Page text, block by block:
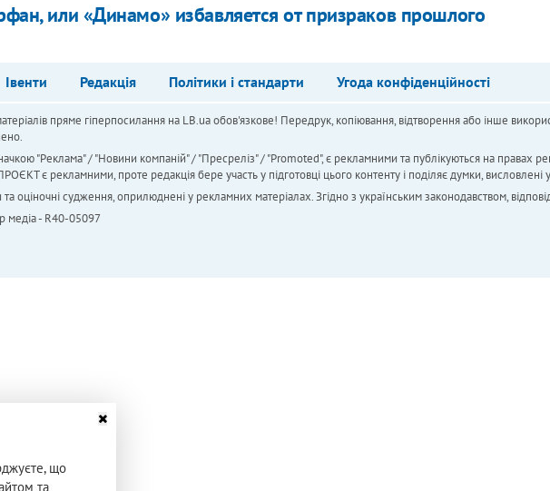
или «Динамо» избавляется от призраков прошлого
Івенти Редакція Політики і стандарти Угода конфіденційності
пряме гіперпосилання на LB.ua обов'язкове! Передрук, копіювання, відтворення або інше
"Реклама" / "Новини компаній" / "Пресреліз" / "Promoted", є рекламними та публікуються на правах
є рекламними, проте редакція бере участь у підготовці цього контенту і поділяє думки, висловлені
та оціночні судження, оприлюднені у рекламних матеріалах. Згідно з українським законодавством,
медіа - R40-05097
що
та